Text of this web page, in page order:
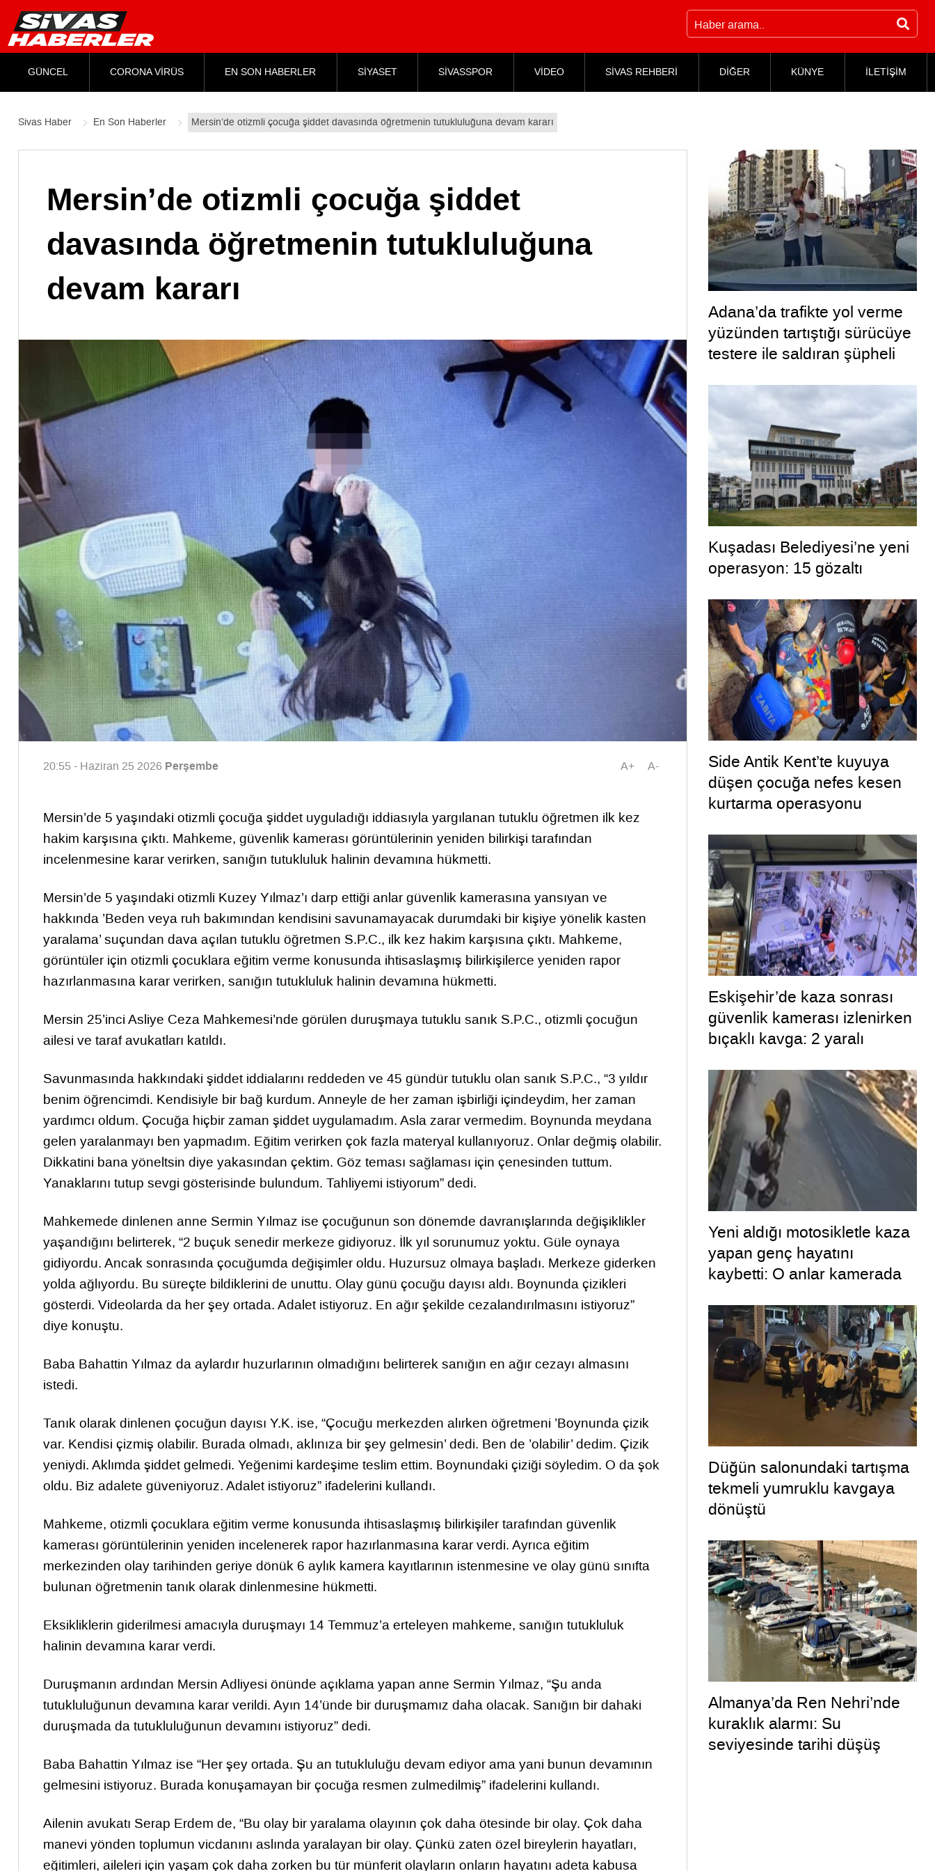
GÜNCEL CORONA VİRÜS EN SON HABERLER SİYASET SİVASSPOR VİDEO SİVAS REHBERİ DİĞER KÜNYE İLETİŞİM
Sivas Haber En Son Haberler Mersin’de otizmli çocuğa şiddet davasında öğretmenin tutukluluğuna devam kararı
Mersin’de otizmli çocuğa şiddet
davasında öğretmenin tutukluluğuna
devam kararı
20:55 - Haziran 25 2026 Perşembe A+ A-
Mersin’de 5 yaşındaki otizmli çocuğa şiddet uyguladığı iddiasıyla yargılanan tutuklu öğretmen ilk kez
hakim karşısına çıktı. Mahkeme, güvenlik kamerası görüntülerinin yeniden bilirkişi tarafından
incelenmesine karar verirken, sanığın tutukluluk halinin devamına hükmetti.
Mersin’de 5 yaşındaki otizmli Kuzey Yılmaz’ı darp ettiği anlar güvenlik kamerasına yansıyan ve
hakkında ’Beden veya ruh bakımından kendisini savunamayacak durumdaki bir kişiye yönelik kasten
yaralama’ suçundan dava açılan tutuklu öğretmen S.P.C., ilk kez hakim karşısına çıktı. Mahkeme,
görüntüler için otizmli çocuklara eğitim verme konusunda ihtisaslaşmış bilirkişilerce yeniden rapor
hazırlanmasına karar verirken, sanığın tutukluluk halinin devamına hükmetti.
Mersin 25’inci Asliye Ceza Mahkemesi’nde görülen duruşmaya tutuklu sanık S.P.C., otizmli çocuğun
ailesi ve taraf avukatları katıldı.
Savunmasında hakkındaki şiddet iddialarını reddeden ve 45 gündür tutuklu olan sanık S.P.C., “3 yıldır
benim öğrencimdi. Kendisiyle bir bağ kurdum. Anneyle de her zaman işbirliği içindeydim, her zaman
yardımcı oldum. Çocuğa hiçbir zaman şiddet uygulamadım. Asla zarar vermedim. Boynunda meydana
gelen yaralanmayı ben yapmadım. Eğitim verirken çok fazla materyal kullanıyoruz. Onlar değmiş olabilir.
Dikkatini bana yöneltsin diye yakasından çektim. Göz teması sağlaması için çenesinden tuttum.
Yanaklarını tutup sevgi gösterisinde bulundum. Tahliyemi istiyorum” dedi.
Mahkemede dinlenen anne Sermin Yılmaz ise çocuğunun son dönemde davranışlarında değişiklikler
yaşandığını belirterek, “2 buçuk senedir merkeze gidiyoruz. İlk yıl sorunumuz yoktu. Güle oynaya
gidiyordu. Ancak sonrasında çocuğumda değişimler oldu. Huzursuz olmaya başladı. Merkeze giderken
yolda ağlıyordu. Bu süreçte bildiklerini de unuttu. Olay günü çocuğu dayısı aldı. Boynunda çizikleri
gösterdi. Videolarda da her şey ortada. Adalet istiyoruz. En ağır şekilde cezalandırılmasını istiyoruz”
diye konuştu.
Baba Bahattin Yılmaz da aylardır huzurlarının olmadığını belirterek sanığın en ağır cezayı almasını
istedi.
Tanık olarak dinlenen çocuğun dayısı Y.K. ise, “Çocuğu merkezden alırken öğretmeni ’Boynunda çizik
var. Kendisi çizmiş olabilir. Burada olmadı, aklınıza bir şey gelmesin’ dedi. Ben de ’olabilir’ dedim. Çizik
yeniydi. Aklımda şiddet gelmedi. Yeğenimi kardeşime teslim ettim. Boynundaki çiziği söyledim. O da şok
oldu. Biz adalete güveniyoruz. Adalet istiyoruz” ifadelerini kullandı.
Mahkeme, otizmli çocuklara eğitim verme konusunda ihtisaslaşmış bilirkişiler tarafından güvenlik
kamerası görüntülerinin yeniden incelenerek rapor hazırlanmasına karar verdi. Ayrıca eğitim
merkezinden olay tarihinden geriye dönük 6 aylık kamera kayıtlarının istenmesine ve olay günü sınıfta
bulunan öğretmenin tanık olarak dinlenmesine hükmetti.
Eksikliklerin giderilmesi amacıyla duruşmayı 14 Temmuz’a erteleyen mahkeme, sanığın tutukluluk
halinin devamına karar verdi.
Duruşmanın ardından Mersin Adliyesi önünde açıklama yapan anne Sermin Yılmaz, “Şu anda
tutukluluğunun devamına karar verildi. Ayın 14’ünde bir duruşmamız daha olacak. Sanığın bir dahaki
duruşmada da tutukluluğunun devamını istiyoruz” dedi.
Baba Bahattin Yılmaz ise “Her şey ortada. Şu an tutukluluğu devam ediyor ama yani bunun devamının
gelmesini istiyoruz. Burada konuşamayan bir çocuğa resmen zulmedilmiş” ifadelerini kullandı.
Ailenin avukatı Serap Erdem de, “Bu olay bir yaralama olayının çok daha ötesinde bir olay. Çok daha
manevi yönden toplumun vicdanını aslında yaralayan bir olay. Çünkü zaten özel bireylerin hayatları,
eğitimleri, aileleri için yaşam çok daha zorken bu tür münferit olayların onların hayatını adeta kabusa
Adana’da trafikte yol verme
yüzünden tartıştığı sürücüye
testere ile saldıran şüpheli
Kuşadası Belediyesi’ne yeni
operasyon: 15 gözaltı
Side Antik Kent’te kuyuya
düşen çocuğa nefes kesen
kurtarma operasyonu
Eskişehir’de kaza sonrası
güvenlik kamerası izlenirken
bıçaklı kavga: 2 yaralı
Yeni aldığı motosikletle kaza
yapan genç hayatını
kaybetti: O anlar kamerada
Düğün salonundaki tartışma
tekmeli yumruklu kavgaya
dönüştü
Almanya’da Ren Nehri’nde
kuraklık alarmı: Su
seviyesinde tarihi düşüş